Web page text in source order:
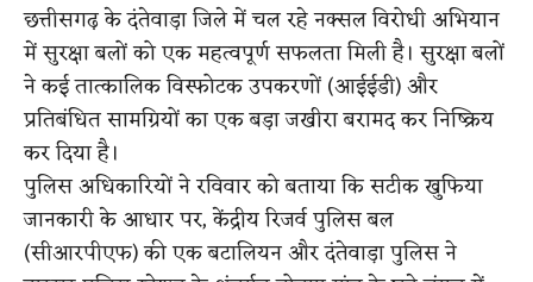
छत्तीसगढ़ के दंतेवाड़ा जिले में चल रहे नक्सल विरोधी अभियान
में सुरक्षा बलों को एक महत्वपूर्ण सफलता मिली है। सुरक्षा बलों
ने कई तात्कालिक विस्फोटक उपकरणों (आईईडी) और
प्रतिबंधित सामग्रियों का एक बड़ा जखीरा बरामद कर निष्क्रिय
कर दिया है।
पुलिस अधिकारियों ने रविवार को बताया कि सटीक खुफिया
जानकारी के आधार पर, केंद्रीय रिजर्व पुलिस बल
(सीआरपीएफ) की एक बटालियन और दंतेवाड़ा पुलिस ने